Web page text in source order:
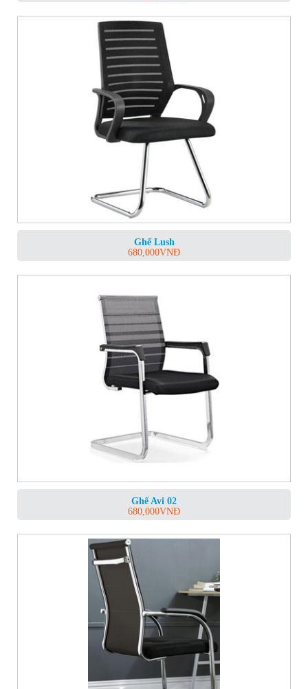
Ghế Lush
680,000VNĐ
Ghế Avi 02
680,000VNĐ